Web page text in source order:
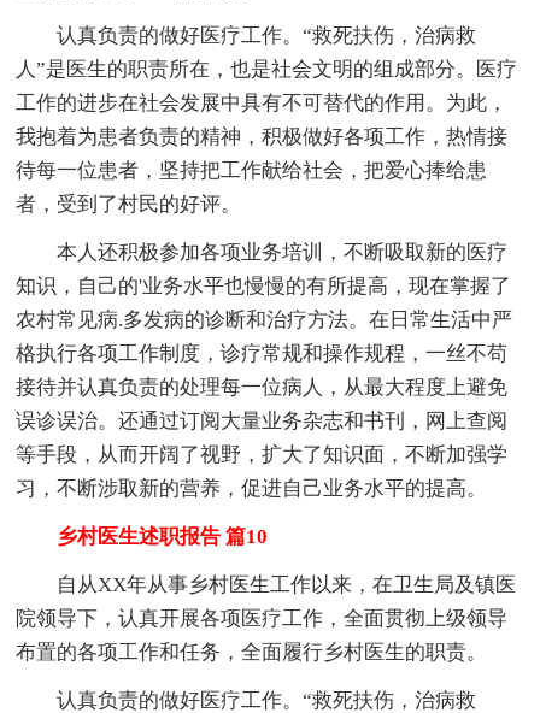
认真负责的做好医疗工作。“救死扶伤，治病救
人”是医生的职责所在，也是社会文明的组成部分。医疗
工作的进步在社会发展中具有不可替代的作用。为此，
我抱着为患者负责的精神，积极做好各项工作，热情接
待每一位患者，坚持把工作献给社会，把爱心捧给患
者，受到了村民的好评。
本人还积极参加各项业务培训，不断吸取新的医疗
知识，自己的'业务水平也慢慢的有所提高，现在掌握了
农村常见病.多发病的诊断和治疗方法。在日常生活中严
格执行各项工作制度，诊疗常规和操作规程，一丝不苟
接待并认真负责的处理每一位病人，从最大程度上避免
误诊误治。还通过订阅大量业务杂志和书刊，网上查阅
等手段，从而开阔了视野，扩大了知识面，不断加强学
习，不断涉取新的营养，促进自己业务水平的提高。
乡村医生述职报告 篇10
自从XX年从事乡村医生工作以来，在卫生局及镇医
院领导下，认真开展各项医疗工作，全面贯彻上级领导
布置的各项工作和任务，全面履行乡村医生的职责。
认真负责的做好医疗工作。“救死扶伤，治病救